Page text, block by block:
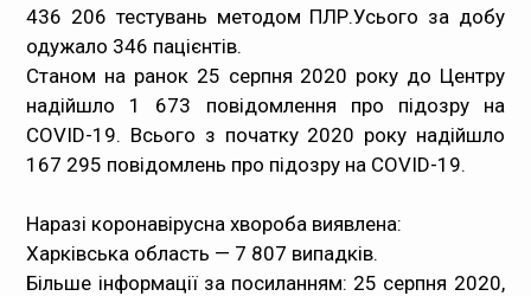
Документи
Контакти
Карта сайта
436 206 тестувань методом ПЛР.Усього за добу
одужало 346 пацієнтів.
Станом на ранок 25 серпня 2020 року до Центру
надійшло 1 673 повідомлення про підозру на
COVID-19. Всього з початку 2020 року надійшло
167 295 повідомлень про підозру на COVID-19.
Наразі коронавірусна хвороба виявлена:
Харківська область — 7 807 випадків.
Більше інформації за посиланням: 25 серпня 2020,